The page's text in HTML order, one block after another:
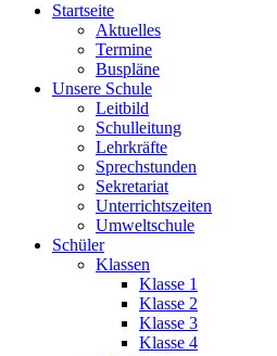
Startseite
Aktuelles
Termine
Buspläne
Unsere Schule
Leitbild
Schulleitung
Lehrkräfte
Sprechstunden
Sekretariat
Unterrichtszeiten
Umweltschule
Schüler
Klassen
Klasse 1
Klasse 2
Klasse 3
Klasse 4